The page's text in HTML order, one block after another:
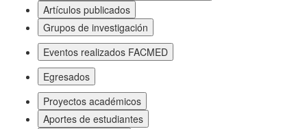
Artículos publicados
Grupos de investigación
Eventos realizados FACMED
Egresados
Proyectos académicos
Aportes de estudiantes